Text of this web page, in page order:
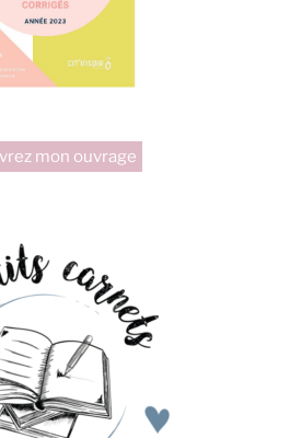
mon ouvrage